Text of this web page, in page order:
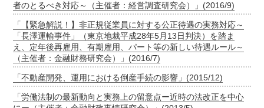
者のとるべき対応～（主催者：経営調査研究会）」(2016/9)
「【緊急解説！】非正規従業員に対する公正待遇の実務対応～
「長澤運輸事件」（東京地裁平成28年5月13日判決）を踏ま
え、定年後再雇用、有期雇用、パート等の新しい待遇ルール～
（主催者：金融財務研究会）」(2016/7)
「不動産開発、運用における倒産手続の影響」(2015/12)
「労働法制の最新動向と実務上の留意点ー近時の法改正を中心